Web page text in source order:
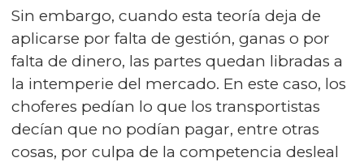
Sin embargo, cuando esta teoría deja de
aplicarse por falta de gestión, ganas o por
falta de dinero, las partes quedan libradas a
la intemperie del mercado. En este caso, los
choferes pedían lo que los transportistas
decían que no podían pagar, entre otras
cosas, por culpa de la competencia desleal